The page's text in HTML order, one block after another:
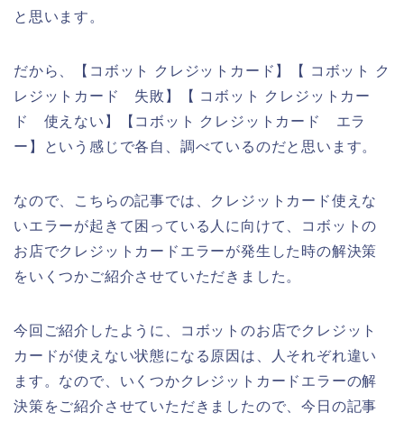
と思います。
だから、【コボット クレジットカード】【 コボット ク
レジットカード 失敗】【 コボット クレジットカー
ド 使えない】【コボット クレジットカード エラ
ー】という感じで各自、調べているのだと思います。
なので、こちらの記事では、クレジットカード使えな
いエラーが起きて困っている人に向けて、コボットの
お店でクレジットカードエラーが発生した時の解決策
をいくつかご紹介させていただきました。
今回ご紹介したように、コボットのお店でクレジット
カードが使えない状態になる原因は、人それぞれ違い
ます。なので、いくつかクレジットカードエラーの解
決策をご紹介させていただきましたので、今日の記事